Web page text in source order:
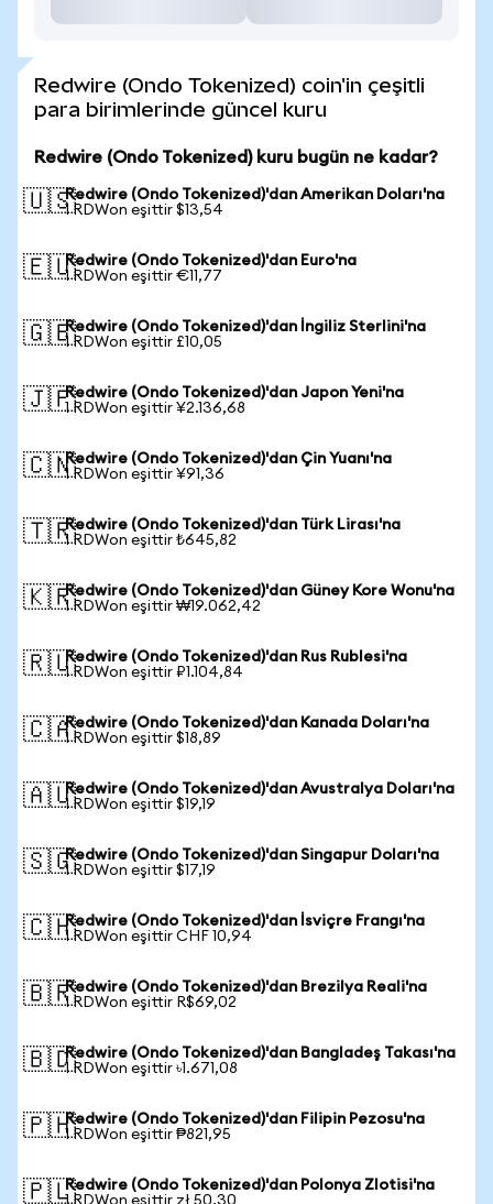
Redwire (Ondo Tokenized) coin'in çeşitli
para birimlerinde güncel kuru
Redwire (Ondo Tokenized) kuru bugün ne kadar?
🇺🇸Redwire (Ondo Tokenized)'dan Amerikan Doları'na
1 RDWon eşittir $13,54
🇪🇺Redwire (Ondo Tokenized)'dan Euro'na
1 RDWon eşittir €11,77
🇬🇧Redwire (Ondo Tokenized)'dan İngiliz Sterlini'na
1 RDWon eşittir £10,05
🇯🇵Redwire (Ondo Tokenized)'dan Japon Yeni'na
1 RDWon eşittir ¥2.136,68
🇨🇳Redwire (Ondo Tokenized)'dan Çin Yuanı'na
1 RDWon eşittir ¥91,36
🇹🇷Redwire (Ondo Tokenized)'dan Türk Lirası'na
1 RDWon eşittir ₺645,82
🇰🇷Redwire (Ondo Tokenized)'dan Güney Kore Wonu'na
1 RDWon eşittir ₩19.062,42
🇷🇺Redwire (Ondo Tokenized)'dan Rus Rublesi'na
1 RDWon eşittir ₽1.104,84
🇨🇦Redwire (Ondo Tokenized)'dan Kanada Doları'na
1 RDWon eşittir $18,89
🇦🇺Redwire (Ondo Tokenized)'dan Avustralya Doları'na
1 RDWon eşittir $19,19
🇸🇬Redwire (Ondo Tokenized)'dan Singapur Doları'na
1 RDWon eşittir $17,19
🇨🇭Redwire (Ondo Tokenized)'dan İsviçre Frangı'na
1 RDWon eşittir CHF 10,94
🇧🇷Redwire (Ondo Tokenized)'dan Brezilya Reali'na
1 RDWon eşittir R$69,02
🇧🇩Redwire (Ondo Tokenized)'dan Bangladeş Takası'na
1 RDWon eşittir ৳1.671,08
🇵🇭Redwire (Ondo Tokenized)'dan Filipin Pezosu'na
1 RDWon eşittir ₱821,95
🇵🇱Redwire (Ondo Tokenized)'dan Polonya Zlotisi'na
1 RDWon eşittir zł 50,30